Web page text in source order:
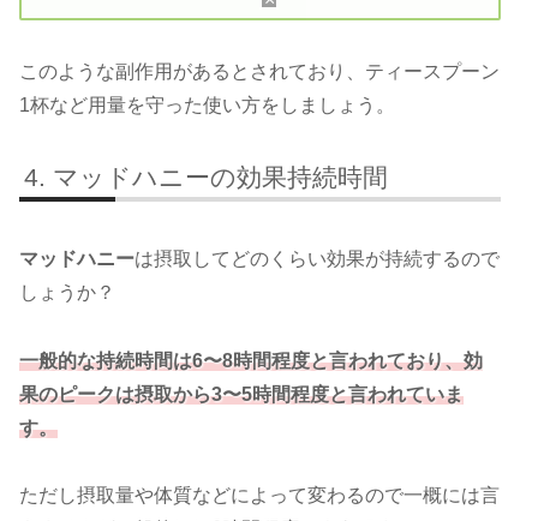
このような副作用があるとされており、ティースプーン
1杯など用量を守った使い方をしましょう。
マッドハニーの効果持続時間
マッドハニーは摂取してどのくらい効果が持続するので
しょうか？
一般的な持続時間は6〜8時間程度と言われており、効
果のピークは摂取から3〜5時間程度と言われていま
す。
ただし摂取量や体質などによって変わるので一概には言